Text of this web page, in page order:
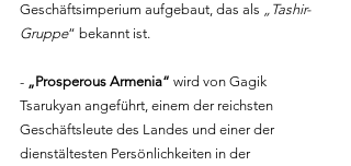
Geschäftsimperium aufgebaut, das als „Tashir-
Gruppe“ bekannt ist.
- „Prosperous Armenia“ wird von Gagik
Tsarukyan angeführt, einem der reichsten
Geschäftsleute des Landes und einer der
dienstältesten Persönlichkeiten in der